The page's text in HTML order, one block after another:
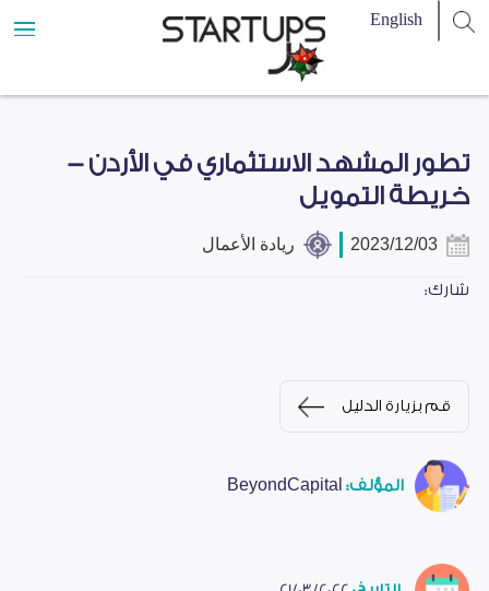
تطور المشهد الاستثماري في الأردن -
خريطة التمويل
2023/12/03 ريادة الأعمال
شارك:
قم بزيارة الدليل
المؤلف: BeyondCapital